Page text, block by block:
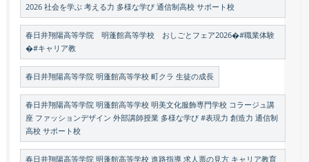
2026 社会を学ぶ 考える力 多様な学び 通信制高校 サポート校
春日井翔陽高等学院 明蓬館高等学校 おしごとフェア2026�#職業体験
�#キャリア教
春日井翔陽高等学院 明蓬館高等学校 町クラ 生徒の成長
春日井翔陽高等学院 明蓬館高等学校 明美文化服飾専門学校 コラージュ講
座 ファッションデザイン 外部講師授業 多様な学び #表現力 創造力 通信制
高校 サポート校
春日井翔陽高等学院 明蓬館高等学校 進路指導 求人票の見方 キャリア教育